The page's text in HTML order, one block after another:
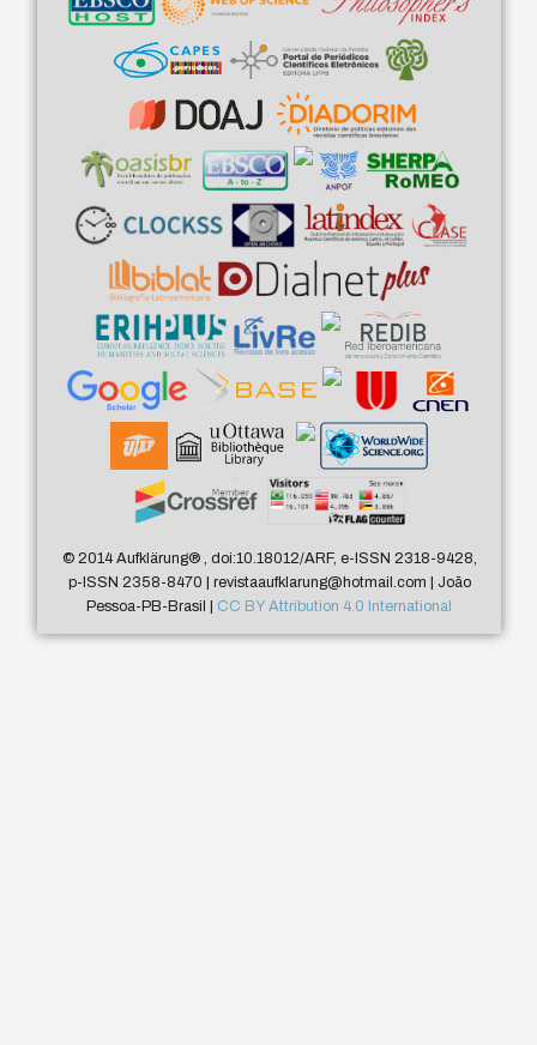
© 2014 Aufklärung®, doi:10.18012/ARF, e-ISSN 2318-9428,
p-ISSN 2358-8470 | revistaaufklarung@hotmail.com | João
Pessoa-PB-Brasil | CC BY Attribution 4.0 International